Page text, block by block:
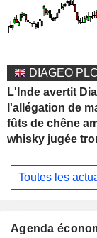
DIAGEO PLC
L'Inde avertit
l'allégation de
fûts de chêne
whisky jugée
Toutes les
Agenda